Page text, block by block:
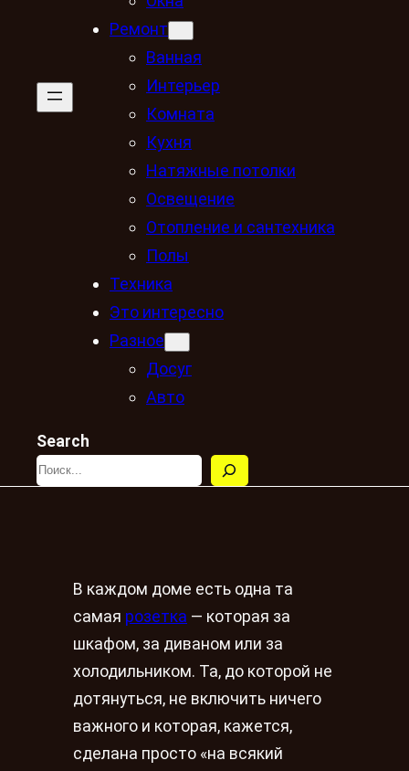
Ремонт
Ванная
Интерьер
Комната
Кухня
Натяжные потолки
Освещение
Отопление и сантехника
Полы
Техника
Это интересно
Разное
Досуг
Авто
Search
В каждом доме есть одна та
самая розетка — которая за
шкафом, за диваном или за
холодильником. Та, до которой не
дотянуться, не включить ничего
важного и которая, кажется,
сделана просто «на всякий